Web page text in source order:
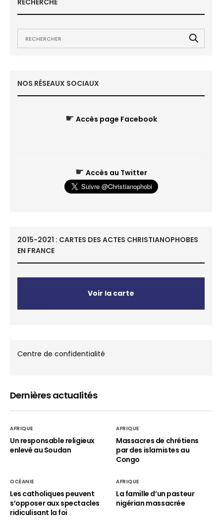
RECHERCHE
NOS RÉSEAUX SOCIAUX
☛ Accès page Facebook
☛ Accès au Twitter
2015-2021 : CARTES DES ACTES CHRISTIANOPHOBES
EN FRANCE
Voir la carte
Centre de confidentialité
Dernières actualités
AFRIQUE
Un responsable religieux
enlevé au Soudan
AFRIQUE
Massacres de chrétiens
par des islamistes au
Congo
OCÉANIE
Les catholiques peuvent
s’opposer aux spectacles
ridiculisant la foi
AFRIQUE
La famille d’un pasteur
nigérian massacrée